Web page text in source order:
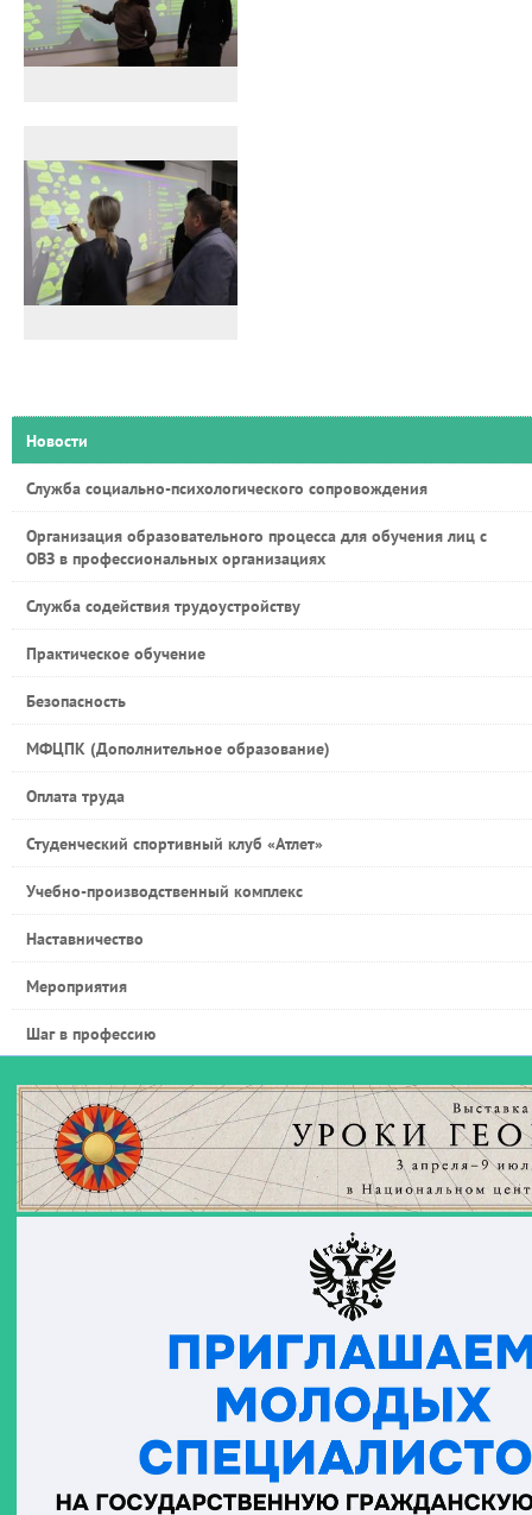
Новости
Служба социально-психологического сопровождения
Организация образовательного процесса для обучения лиц с
ОВЗ в профессиональных организациях
Служба содействия трудоустройству
Практическое обучение
Безопасность
МФЦПК (Дополнительное образование)
Оплата труда
Студенческий спортивный клуб «Атлет»
Учебно-производственный комплекс
Наставничество
Мероприятия
Шаг в профессию